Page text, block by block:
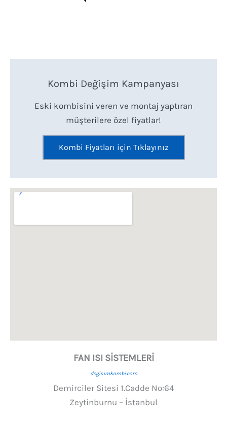
Kombi Değişim Kampanyası
Eski kombisini veren ve montaj yaptıran
müşterilere özel fiyatlar!
Kombi Fiyatları için Tıklayınız
FAN ISI SİSTEMLERİ
degisimkombi.com
Demirciler Sitesi 1.Cadde No:64
Zeytinburnu – İstanbul